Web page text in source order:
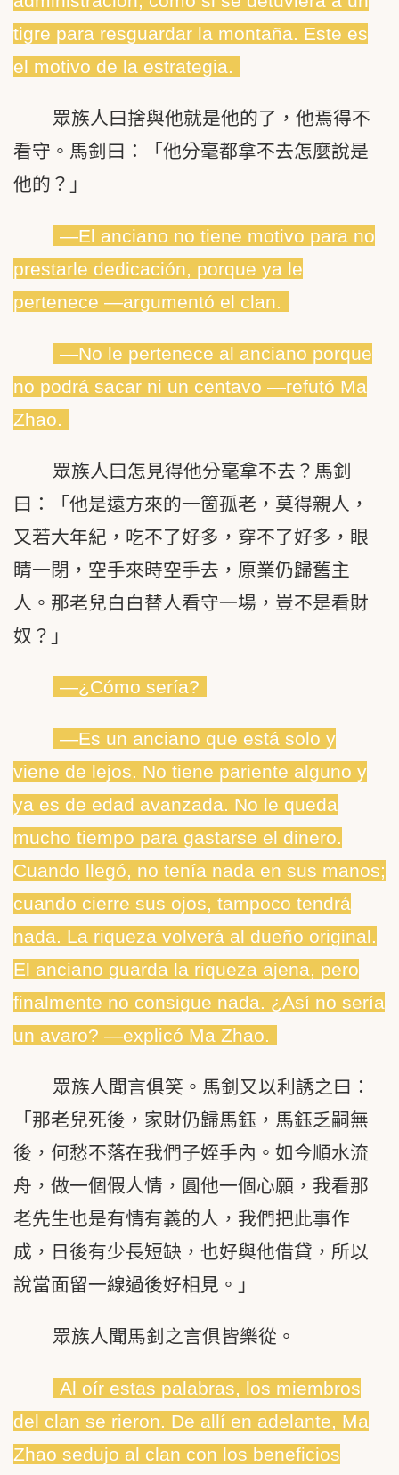
tigre para resguardar la montaña. Este es
el motivo de la estrategia.
眾族人曰捨與他就是他的了，他焉得不
看守。馬釗曰：「他分毫都拿不去怎麼說是
他的？」
―El anciano no tiene motivo para no
prestarle dedicación, porque ya le
pertenece ―argumentó el clan.
―No le pertenece al anciano porque
no podrá sacar ni un centavo ―refutó Ma
Zhao.
眾族人曰怎見得他分毫拿不去？馬釗
曰：「他是遠方來的一箇孤老，莫得親人，
又若大年紀，吃不了好多，穿不了好多，眼
睛一閉，空手來時空手去，原業仍歸舊主
人。那老兒白白替人看守一場，豈不是看財
奴？」
―¿Cómo sería?
―Es un anciano que está solo y
viene de lejos. No tiene pariente alguno y
ya es de edad avanzada. No le queda
mucho tiempo para gastarse el dinero.
Cuando llegó, no tenía nada en sus manos;
cuando cierre sus ojos, tampoco tendrá
nada. La riqueza volverá al dueño original.
El anciano guarda la riqueza ajena, pero
finalmente no consigue nada. ¿Así no sería
un avaro? ―explicó Ma Zhao.
眾族人聞言俱笑。馬釗又以利誘之曰：
「那老兒死後，家財仍歸馬鈺，馬鈺乏嗣無
後，何愁不落在我們子姪手內。如今順水流
舟，做一個假人情，圓他一個心願，我看那
老先生也是有情有義的人，我們把此事作
成，日後有少長短缺，也好與他借貸，所以
說當面留一線過後好相見。」
眾族人聞馬釗之言俱皆樂從。
Al oír estas palabras, los miembros
del clan se rieron. De allí en adelante, Ma
Zhao sedujo al clan con los beneficios